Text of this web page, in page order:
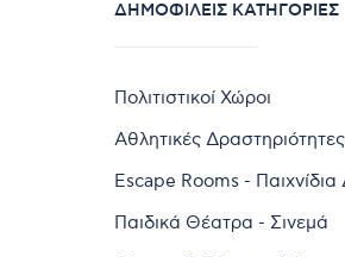
ΔΗΜΟΦΙΛΕΊΣ ΚΑΤΗΓΟΡΊΕΣ
Πολιτιστικοί Χώροι
Αθλητικές Δραστηριότητες
Escape Rooms -
Παιδικά Θέατρα - Σινεμά